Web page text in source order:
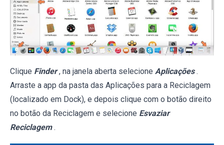
Clique Finder , na janela aberta selecione Aplicações .
Arraste a app da pasta das Aplicações para a Reciclagem
(localizado em Dock), e depois clique com o botão direito
no botão da Reciclagem e selecione Esvaziar
Reciclagem .